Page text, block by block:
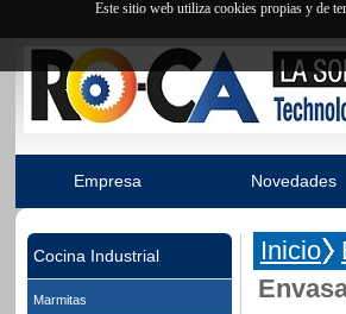
Este sitio web utiliza cookies propias y de
Empresa Novedades
Cocina Industrial
Marmitas
Inicio